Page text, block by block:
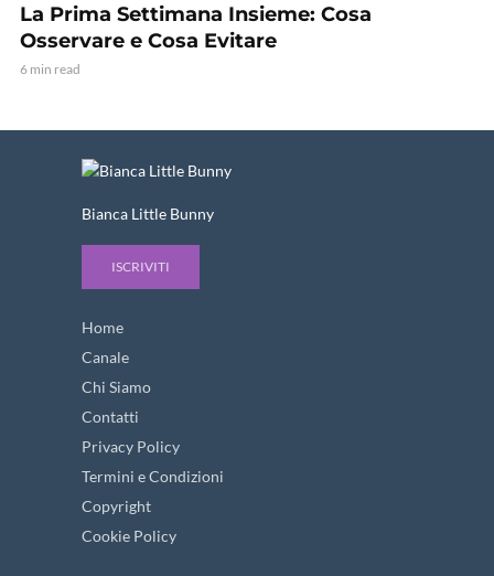
La Prima Settimana Insieme: Cosa
Osservare e Cosa Evitare
6 min read
Bianca Little Bunny
ISCRIVITI
Home
Canale
Chi Siamo
Contatti
Privacy Policy
Termini e Condizioni
Copyright
Cookie Policy